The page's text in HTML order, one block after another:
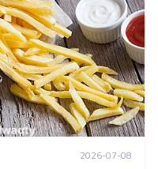
2026-07-08